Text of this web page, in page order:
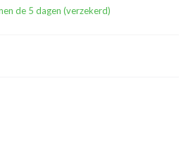
de 5 dagen (verzekerd)